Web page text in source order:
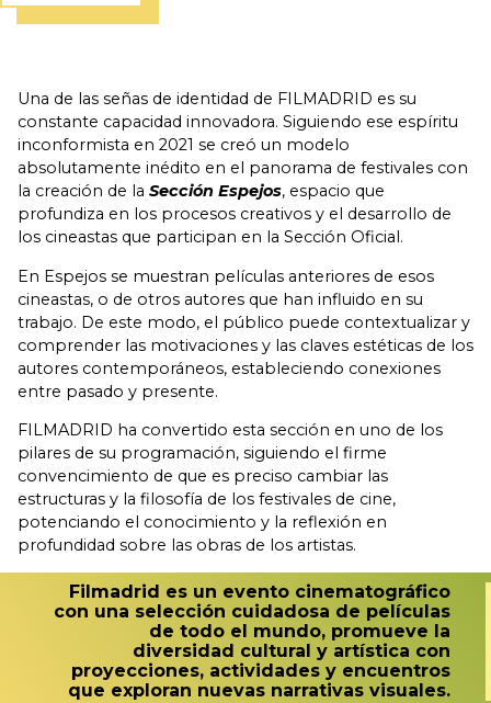
Una de las señas de identidad de FILMADRID es su
constante capacidad innovadora. Siguiendo ese espíritu
inconformista en 2021 se creó un modelo
absolutamente inédito en el panorama de festivales con
la creación de la Sección Espejos, espacio que
profundiza en los procesos creativos y el desarrollo de
los cineastas que participan en la Sección Oficial.
En Espejos se muestran películas anteriores de esos
cineastas, o de otros autores que han influido en su
trabajo. De este modo, el público puede contextualizar y
comprender las motivaciones y las claves estéticas de los
autores contemporáneos, estableciendo conexiones
entre pasado y presente.
FILMADRID ha convertido esta sección en uno de los
pilares de su programación, siguiendo el firme
convencimiento de que es preciso cambiar las
estructuras y la filosofía de los festivales de cine,
potenciando el conocimiento y la reflexión en
profundidad sobre las obras de los artistas.
Filmadrid es un evento cinematográfico
con una selección cuidadosa de películas
de todo el mundo, promueve la
diversidad cultural y artística con
proyecciones, actividades y encuentros
que exploran nuevas narrativas visuales.